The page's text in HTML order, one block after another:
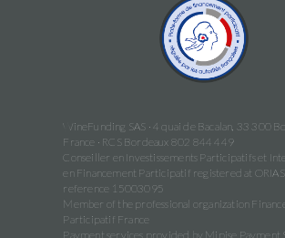
WineFunding SAS · 4 quai de Bacalan, 33 300
France · RCS Bordeaux 802 844 449
Conseiller en Investissements Participatifs et
en Financement Participatif registered at
reference 15003095
Member of the professional organization
Participatif France
Payment services provided by Mipise Payment